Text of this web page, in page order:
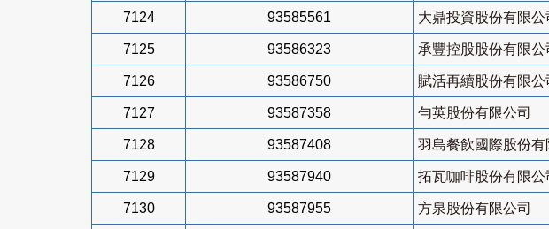
7124 93585561 大鼎投資股份有限公
7125 93586323 承豐控股股份有限公
7126 93586750 賦活再續股份有限公
7127 93587358 勻英股份有限公司
7128 93587408 羽島餐飲國際股份有
7129 93587940 拓瓦咖啡股份有限公
7130 93587955 方泉股份有限公司